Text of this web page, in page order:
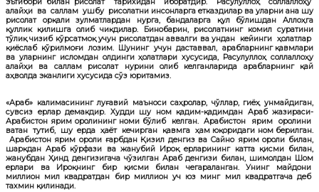
эътибори билан рисолат тарихидан иборатдир. Расулуллоҳ соллаллоҳу
алайҳи ва саллам ушбу рисолатни инсонларга етказдилар ва уларни ана шу
рисолат орқали зулматлардан нурга, бандаларга қул бўлишдан Аллоҳга
қуллик қилишга олиб чиқдилар. Бинобарин, рисолатнинг комил суратини
тўлиқ чизиб кўрсатмоқ учун рисолатдан аввалги ва ундан кейинги ҳолатлар
қиёслаб кўрилмоғи лозим. Шунинг учун даставвал, арабларнинг қавмлари
ва уларнинг исломдан олдинги ҳолатлари хусусида, Расулуллоҳ соллаллоҳу
алайҳи ва саллам рисолат нурини олиб келганларида арабларнинг қай
аҳволда эканлиги хусусида сўз юритамиз.
«Араб» калимасининг луғавий маъноси саҳролар, чўллар, гиёҳ унмайдиган,
сувсиз ерлар демакдир. Худди шу ном қадим-қадимдан Араб жазираси-
Арабистон ярим оролининг номи бўлиб келган. Арабистон ярим оролини
ватан тутиб, шу ерда ҳаёт кечирган қавмга ҳам юқоридаги ном берилган.
Арабистон ярим ороли ғарбдан Қизил денгиз ва Сайно ярим ороли билан,
шарқдан Араб кўрфази ва жанубий Ироқ ерларининг катта қисми билан,
жанубдан Ҳинд денгизигача чўзилган Араб денгизи билан, шимолдан Шом
ерлари ва Ироқнинг бир қисми билан чегараланган. Унинг майдони
миллион мил квадратдан бир миллион уч юз минг мил квадратгача деб
тахмин қилинади.